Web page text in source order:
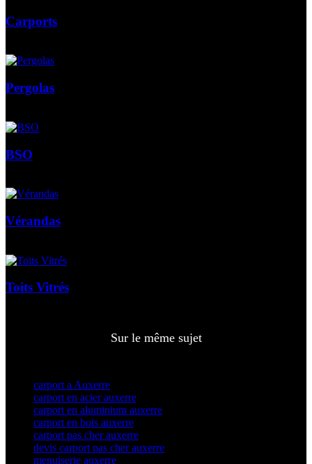
Carports
Pergolas
BSO
Vérandas
Toits Vitrés
Sur le même sujet
carport a Auxerre
carport en acier auxerre
carport en aluminium auxerre
carport en bois auxerre
carport pas cher auxerre
devis carport pas cher auxerre
menuiserie auxerre